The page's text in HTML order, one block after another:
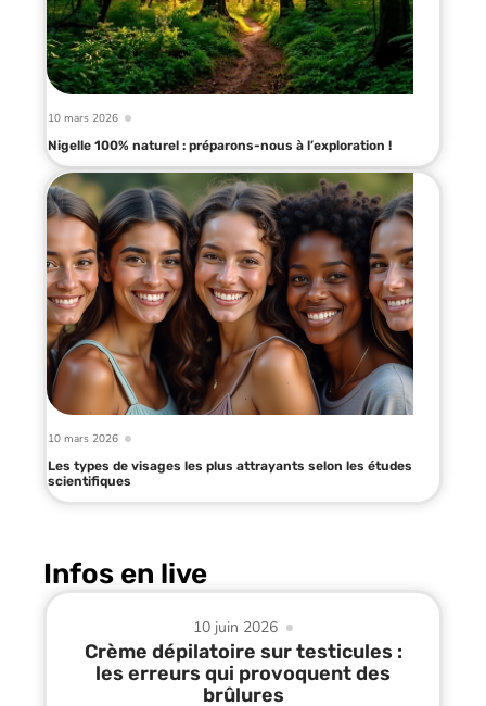
10 mars 2026
Nigelle 100% naturel : préparons-nous à l’exploration !
10 mars 2026
Les types de visages les plus attrayants selon les études
scientifiques
Infos en live
10 juin 2026
Crème dépilatoire sur testicules :
les erreurs qui provoquent des
brûlures